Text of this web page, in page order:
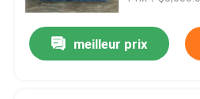
Broyeur en caoutchouc
meilleur prix